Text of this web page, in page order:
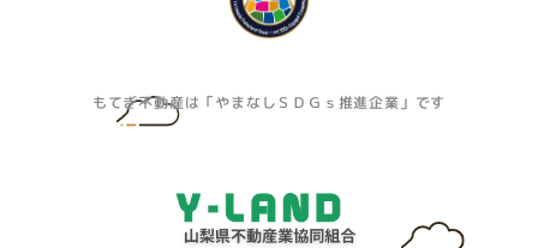
もてぎ不動産は「やまなしＳＤＧｓ推進企業」です